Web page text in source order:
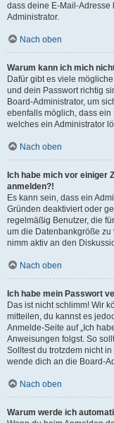
dass deine E-Mail-
Administrator.
Nach oben
Warum kann ich mich
Dafür gibt es viele
und dein Passwort richtig
Board-Administrator, um
ebenfalls möglich, dass
welches ein Administrator
Nach oben
Ich habe mich vor einiger
anmelden?!
Es kann sein, dass ein
Gründen deaktiviert oder
regelmäßig Benutzer, die
um die Datenbankgröße
nimm aktiv an den
Nach oben
Ich habe mein Passwort
Das ist nicht schlimm! Wir
mitteilen, du kannst es
Anmelde-Seite auf „Ich
Anweisungen folgst. So
Solltest du trotzdem nicht
wende dich an die Board-
Nach oben
Warum werde ich